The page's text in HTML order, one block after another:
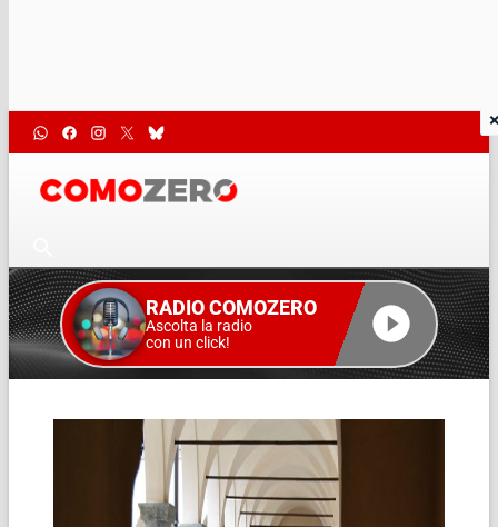
RADIO COMOZERO
Ascolta la radio
con un click!